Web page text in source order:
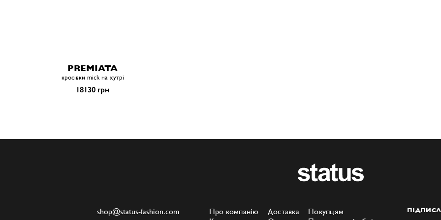
PREMIATA
кросівки mick на хутрі
18130 грн
Про компанію
Доставка
Покупцям
shop@status-fashion.com